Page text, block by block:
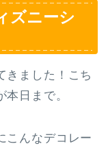
ズニーシ
ました！こち
日まで。
こんなデコレー